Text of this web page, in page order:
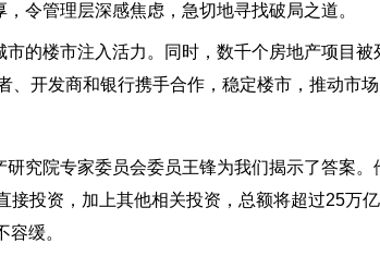
令管理层深感焦虑，急切地寻找破局之道。
的楼市注入活力。同时，数千个房地产项目被
开发商和银行携手合作，稳定楼市，推动市场
究院专家委员会委员王锋为我们揭示了答案。
投资，加上其他相关投资，总额将超过25万
缓。